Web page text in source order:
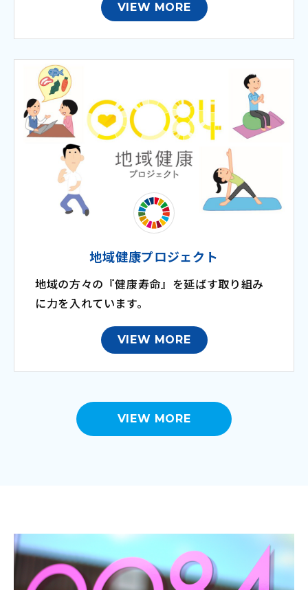
VIEW MORE
地域健康プロジェクト
地域の方々の『健康寿命』を延ばす取り組み
に力を入れています。
VIEW MORE
VIEW MORE